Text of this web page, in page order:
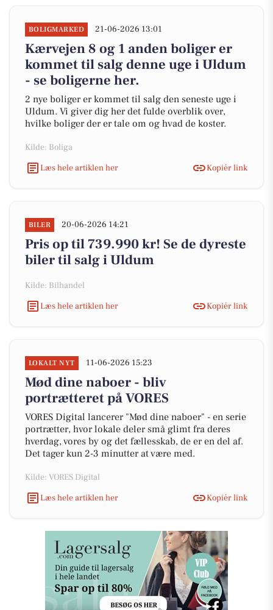
BOLIGMARKED 21-06-2026 13:01
Kærvejen 8 og 1 anden boliger er
kommet til salg denne uge i Uldum
- se boligerne her.
2 nye boliger er kommet til salg den seneste uge i
Uldum. Vi giver dig her det fulde overblik over,
hvilke boliger der er tale om og hvad de koster.
Kilde: Boliga
Læs hele artiklen her
Kopiér link
BILER 20-06-2026 14:21
Pris op til 739.990 kr! Se de dyreste
biler til salg i Uldum
Kilde: Bilhandel
Læs hele artiklen her
Kopiér link
LOKALT NYT 11-06-2026 15:23
Mød dine naboer - bliv
portrætteret på VORES
VORES Digital lancerer "Mød dine naboer" - en serie
portrætter, hvor lokale deler små glimt fra deres
hverdag, vores by og det fællesskab, de er en del af.
Det tager kun 2-3 minutter at være med.
Kilde: VORES Digital
Læs hele artiklen her
Kopiér link